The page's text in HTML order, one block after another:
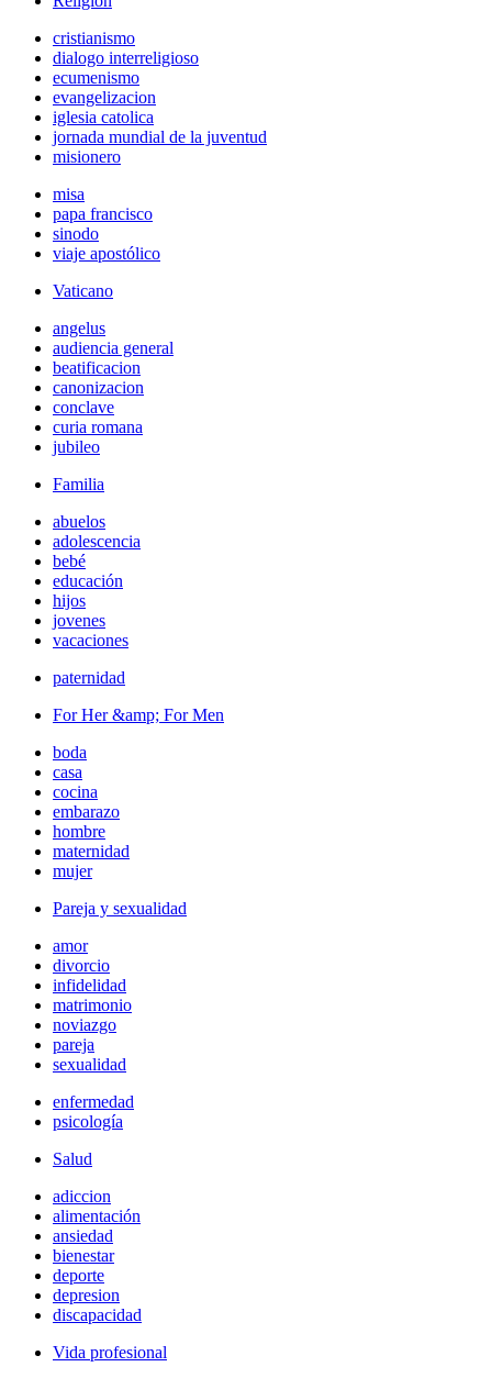
cristianismo
dialogo interreligioso
ecumenismo
evangelizacion
iglesia catolica
jornada mundial de la juventud
misionero
misa
papa francisco
sinodo
viaje apostólico
Vaticano
angelus
audiencia general
beatificacion
canonizacion
conclave
curia romana
jubileo
Familia
abuelos
adolescencia
bebé
educación
hijos
jovenes
vacaciones
paternidad
For Her &amp; For Men
boda
casa
cocina
embarazo
hombre
maternidad
mujer
Pareja y sexualidad
amor
divorcio
infidelidad
matrimonio
noviazgo
pareja
sexualidad
enfermedad
psicología
Salud
adiccion
alimentación
ansiedad
bienestar
deporte
depresion
discapacidad
Vida profesional